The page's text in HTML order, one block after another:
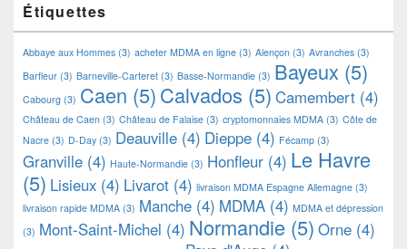
Étiquettes
Abbaye aux Hommes (3) acheter MDMA en ligne (3) Alençon (3) Avranches (3)
Barfleur (3) Barneville-Carteret (3) Basse-Normandie (3) Bayeux (5)
Cabourg (3) Caen (5)Calvados (5) Camembert (4)
Château de Caen (3) Château de Falaise (3) cryptomonnaies MDMA (3) Côte de
Nacre (3) D-Day (3) Deauville (4) Dieppe (4) Fécamp (3)
Granville (4) Haute-Normandie (3) Honfleur (4) Le Havre
(5) Lisieux (4) Livarot (4) livraison MDMA Espagne Allemagne (3)
livraison rapide MDMA (3) Manche (4) MDMA (4) MDMA et dépression
(3) Mont-Saint-Michel (4) Normandie (5) Orne (4)